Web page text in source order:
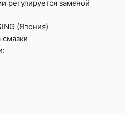
регулируется заменой
(Япония)
смазки